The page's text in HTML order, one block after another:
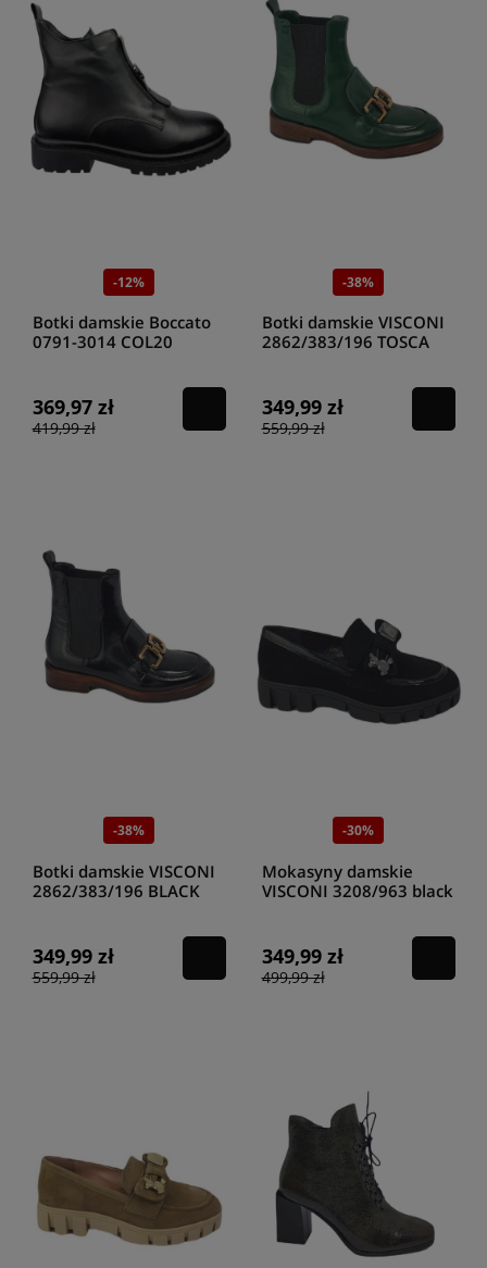
-12%
Botki damskie Boccato
0791-3014 COL20
369,97 zł
419,99 zł
-38%
Botki damskie VISCONI
2862/383/196 TOSCA
349,99 zł
559,99 zł
-38%
Botki damskie VISCONI
2862/383/196 BLACK
349,99 zł
559,99 zł
-30%
Mokasyny damskie
VISCONI 3208/963 black
349,99 zł
499,99 zł